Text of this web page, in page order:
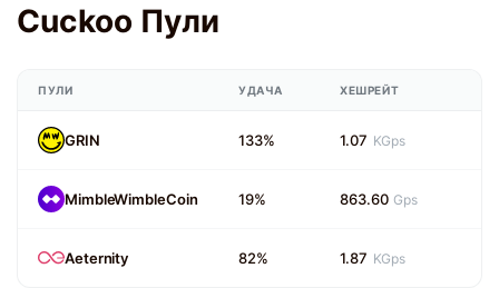
Cuckoo Пули
ПУЛИ УДАЧА ХЕШРЕЙТ
GRIN 133% 1.07 KGps
MimbleWimbleCoin 19% 863.60 Gps
Aeternity 82% 1.87 KGps